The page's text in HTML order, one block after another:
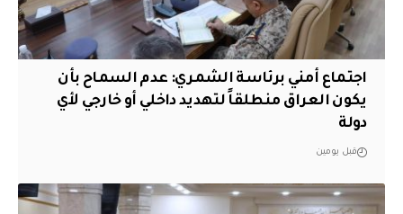
اجتماع أمني برئاسة الشمري: عدم السماح بأن
يكون العراق منطلقاً لتهديد داخلي أو خارجي لأي
دولة
قبل يومين